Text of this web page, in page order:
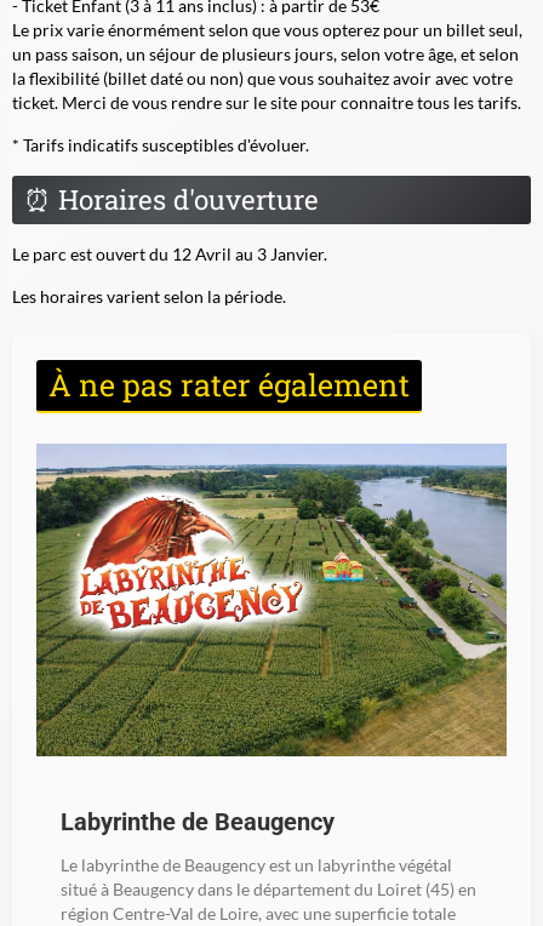
- Ticket Enfant (3 à 11 ans inclus) : à partir de 53€
Le prix varie énormément selon que vous opterez pour un billet seul,
un pass saison, un séjour de plusieurs jours, selon votre âge, et selon
la flexibilité (billet daté ou non) que vous souhaitez avoir avec votre
ticket. Merci de vous rendre sur le site pour connaitre tous les tarifs.
* Tarifs indicatifs susceptibles d'évoluer.
⏰ Horaires d'ouverture
Le parc est ouvert du 12 Avril au 3 Janvier.
Les horaires varient selon la période.
À ne pas rater également
Labyrinthe de Beaugency
Le labyrinthe de Beaugency est un labyrinthe végétal
situé à Beaugency dans le département du Loiret (45) en
région Centre-Val de Loire, avec une superficie totale